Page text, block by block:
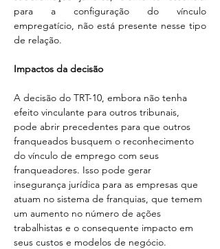
para a configuração do vínculo
empregatício, não está presente nesse tipo
de relação.
Impactos da decisão
A decisão do TRT-10, embora não tenha
efeito vinculante para outros tribunais,
pode abrir precedentes para que outros
franqueados busquem o reconhecimento
do vínculo de emprego com seus
franqueadores. Isso pode gerar
insegurança jurídica para as empresas que
atuam no sistema de franquias, que temem
um aumento no número de ações
trabalhistas e o consequente impacto em
seus custos e modelos de negócio.